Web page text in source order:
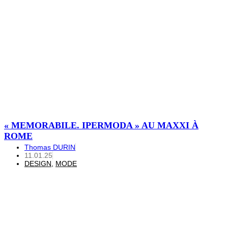
« MEMORABILE. IPERMODA » AU MAXXI À
ROME
Thomas DURIN
11.01.25
DESIGN
MODE